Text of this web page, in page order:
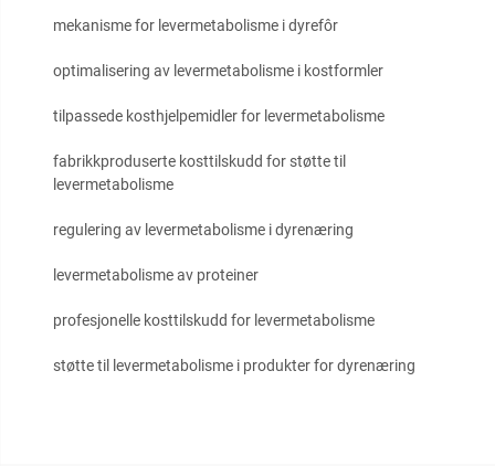
mekanisme for levermetabolisme i dyrefôr
optimalisering av levermetabolisme i kostformler
tilpassede kosthjelpemidler for levermetabolisme
fabrikkproduserte kosttilskudd for støtte til
levermetabolisme
regulering av levermetabolisme i dyrenæring
levermetabolisme av proteiner
profesjonelle kosttilskudd for levermetabolisme
støtte til levermetabolisme i produkter for dyrenæring